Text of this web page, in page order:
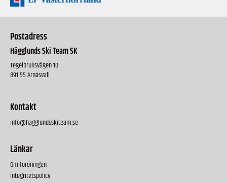
Postadress
Hägglunds Ski Team SK
Tegelbruksvägen 10
891 55 Arnäsvall
Kontakt
info@hagglundsskiteam.se
Länkar
Om föreningen
Integritetspolicy